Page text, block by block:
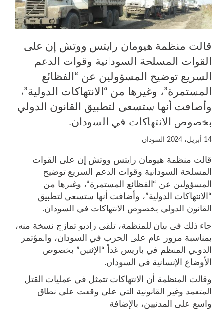
قالت منظمة هيومان رايتس ووتش إن على
القوات المسلحة السودانية وقوات الدعم
السريع توضيح المسؤولين عن “الفظائع
المستمرة”، وغيرها من “الانتهاكات الدولية”،
وأضافت أنها ستسعى لتطبيق القانون الدولي
بخصوص الانتهاكات في السودان.
14 أبريل، 2024 السودان
قالت منظمة هيومان رايتس ووتش إن على القوات
المسلحة السودانية وقوات الدعم السريع توضيح
المسؤولين عن “الفظائع المستمرة”، وغيرها من
“الانتهاكات الدولية”، وأضافت أنها ستسعى لتطبيق
القانون الدولي بخصوص الانتهاكات في السودان.
جاء ذلك في بيان للمنظمة، تلقى راديو تمازج نسخة منه،
بمناسبة مرور عام على الحرب في السودان، والمؤتمر
الدولي المنظم في باريس غداً “الإثنين” بخصوص
الأوضاع الإنسانية في السودان.
وقالت المنظمة أن الانتهاكات تتمثل في عمليات القتل
المتعمد وغير القانونية التي على وقعت على نطاق
واسع على المدنيين، بالإضافة